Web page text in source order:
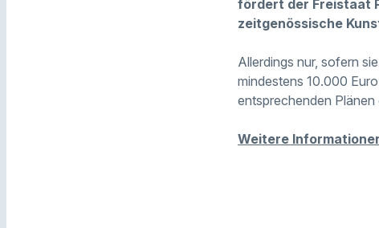
fördert der Freistaat
zeitgenössische
Allerdings nur, sofern
mindestens 10.000
entsprechenden
Weitere